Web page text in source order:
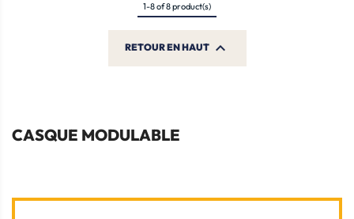
1-8 of 8 product(s)
RETOUR EN HAUT 
CASQUE MODULABLE